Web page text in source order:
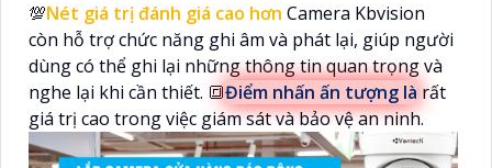
💯Nét giá trị đánh giá cao hơn Camera Kbvision
còn hỗ trợ chức năng ghi âm và phát lại, giúp người
dùng có thể ghi lại những thông tin quan trọng và
nghe lại khi cần thiết. 🔳Điểm nhấn ấn tượng là rất
giá trị cao trong việc giám sát và bảo vệ an ninh.